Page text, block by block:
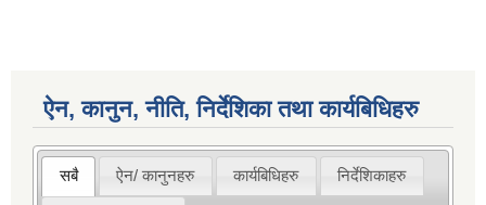
ऐन, कानुन, नीति, निर्देशिका तथा कार्यबिधिहरु
सबै ऐन/ कानुनहरु कार्यबिधिहरु निर्देशिकाहरु